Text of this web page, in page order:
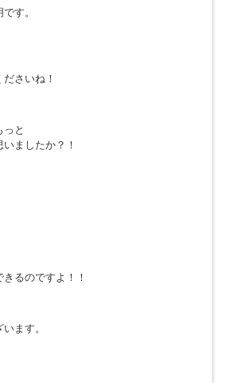
す。
さいね！
と
ましたか？！
るのですよ！！
ます。